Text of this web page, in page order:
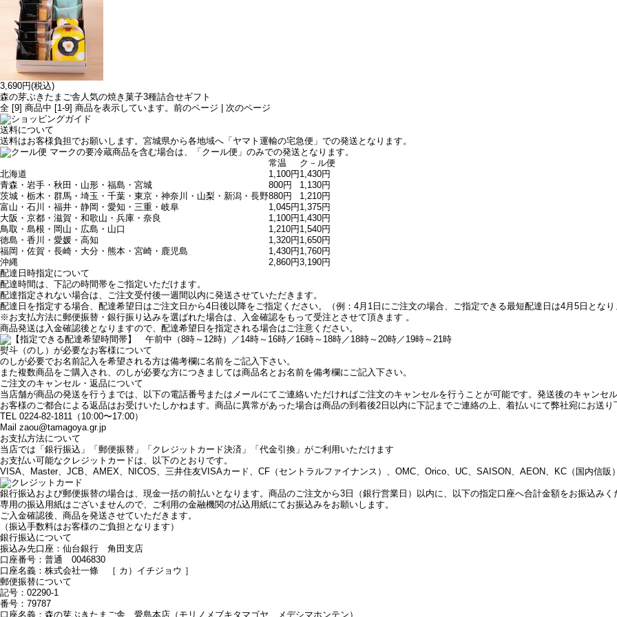
3,690円(税込)
森の芽ぶきたまご舎人気の焼き菓子3種詰合せギフト
全 [9] 商品中 [1-9] 商品を表示しています。 前のページ | 次のページ
送料について
送料はお客様負担でお願いします。宮城県から各地域へ「ヤマト運輸の宅急便」での発送となります。
マークの要冷蔵商品を含む場合は、「クール便」のみでの発送となります。
常温
ク－ル便
北海道
1,100円 1,430円
青森・岩手・秋田・山形・福島・宮城
800円
1,130円
茨城・栃木・群馬・埼玉・千葉・東京・神奈川・山梨・新潟・長野880円
1,210円
富山・石川・福井・静岡・愛知・三重・岐阜
1,045円 1,375円
大阪・京都・滋賀・和歌山・兵庫・奈良
1,100円 1,430円
鳥取・島根・岡山・広島・山口
1,210円 1,540円
徳島・香川・愛媛・高知
1,320円 1,650円
福岡・佐賀・長崎・大分・熊本・宮崎・鹿児島
1,430円 1,760円
沖縄
2,860円3,190円
配達日時指定について
配達時間は、下記の時間帯をご指定いただけます。
配達指定されない場合は、ご注文受付後一週間以内に発送させていただきます。
配達日を指定する場合、配達希望日はご注文日から4日後以降をご指定ください。（例：4月1日にご注文の場合、ご指定できる最短配達日は4月5日とな
※お支払方法に郵便振替・銀行振り込みを選ばれた場合は、入金確認をもって受注とさせて頂きます 。
商品発送は入金確認後となりますので、配達希望日を指定される場合はご注意ください。
熨斗（のし）が必要なお客様について
のしが必要でお名前記入を希望される方は備考欄に名前をご記入下さい。
また複数商品をご購入され、のしが必要な方につきましては商品名とお名前を備考欄にご記入下さい。
ご注文のキャンセル・返品について
当店舗が商品の発送を行うまでは、以下の電話番号またはメールにてご連絡いただければご注文のキャンセルを行うことが可能です。発送後のキャンセ
お客様のご都合による返品はお受けいたしかねます。商品に異常があった場合は商品の到着後2日以内に下記までご連絡の上、着払いにて弊社宛にお送り
TEL 0224-82-1811（10:00〜17:00）
Mail zaou@tamagoya.gr.jp
お支払方法について
当店では「銀行振込」「郵便振替」「クレジットカード決済」「代金引換」がご利用いただけます
お支払い可能なクレジットカードは、以下のとおりです。
VISA、Master、JCB、AMEX、NICOS、三井住友VISAカード、CF（セントラルファイナンス）、OMC、Orico、UC、SAISON、AEON、KC（国内信販
銀行振込および郵便振替の場合は、現金一括の前払いとなります。商品のご注文から3日（銀行営業日）以内に、以下の指定口座へ合計金額をお振込みく
専用の振込用紙はございませんので、ご利用の金融機関の払込用紙にてお振込みをお願いします。
ご入金確認後、商品を発送させていただきます。
（振込手数料はお客様のご負担となります）
銀行振込について
振込み先口座：仙台銀行 角田支店
口座番号：普通 0046830
口座名義：株式会社一條 ［ カ）イチジョウ ］
郵便振替について
記号：02290-1
番号：79787
口座名義：森の芽ぶきたまご舎 愛島本店（モリノメブキタマゴヤ メデシマホンテン）